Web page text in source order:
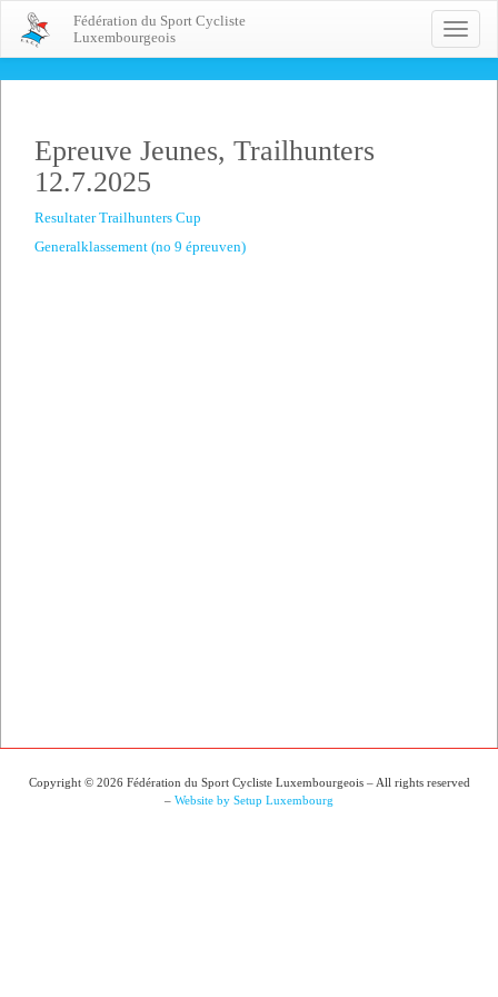
Toggle
Fédération du Sport Cycliste
Luxembourgeois
Epreuve Jeunes, Trailhunters
12.7.2025
Resultater Trailhunters Cup
Generalklassement (no 9 épreuven)
Copyright © 2026 Fédération du Sport Cycliste Luxembourgeois – All rights reserved
– Website by Setup Luxembourg